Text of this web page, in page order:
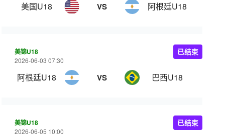
美国U18 VS 阿根廷U18
美锦U18
2026-06-03 07:30
阿根廷U18 VS 巴西U18
已结束
美锦U18
2026-06-05 10:00
已结束